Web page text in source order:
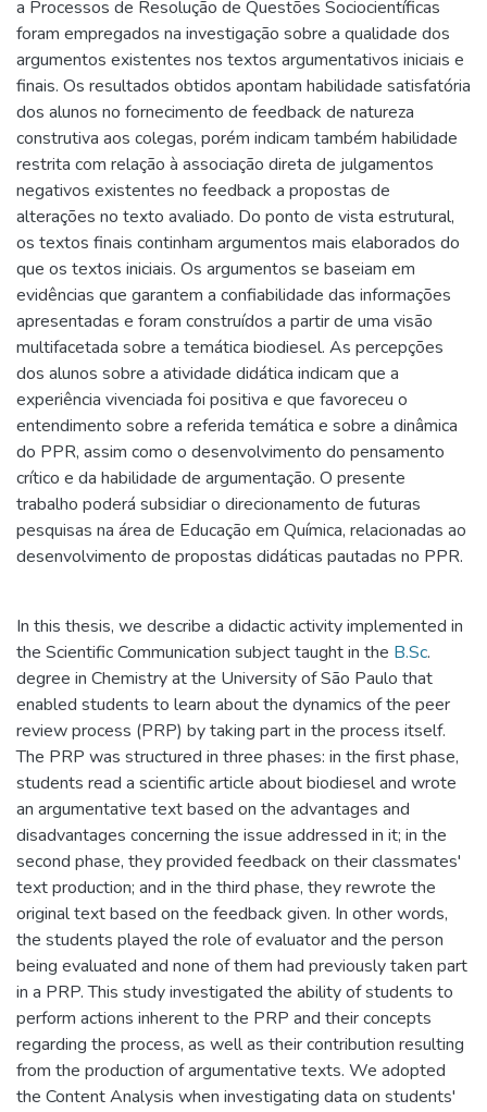
a Processos de Resolução de Questões Sociocientíficas
foram empregados na investigação sobre a qualidade dos
argumentos existentes nos textos argumentativos iniciais e
finais. Os resultados obtidos apontam habilidade satisfatória
dos alunos no fornecimento de feedback de natureza
construtiva aos colegas, porém indicam também habilidade
restrita com relação à associação direta de julgamentos
negativos existentes no feedback a propostas de
alterações no texto avaliado. Do ponto de vista estrutural,
os textos finais continham argumentos mais elaborados do
que os textos iniciais. Os argumentos se baseiam em
evidências que garantem a confiabilidade das informações
apresentadas e foram construídos a partir de uma visão
multifacetada sobre a temática biodiesel. As percepções
dos alunos sobre a atividade didática indicam que a
experiência vivenciada foi positiva e que favoreceu o
entendimento sobre a referida temática e sobre a dinâmica
do PPR, assim como o desenvolvimento do pensamento
crítico e da habilidade de argumentação. O presente
trabalho poderá subsidiar o direcionamento de futuras
pesquisas na área de Educação em Química, relacionadas ao
desenvolvimento de propostas didáticas pautadas no PPR.
In this thesis, we describe a didactic activity implemented in
the Scientific Communication subject taught in the B.Sc.
degree in Chemistry at the University of São Paulo that
enabled students to learn about the dynamics of the peer
review process (PRP) by taking part in the process itself.
The PRP was structured in three phases: in the first phase,
students read a scientific article about biodiesel and wrote
an argumentative text based on the advantages and
disadvantages concerning the issue addressed in it; in the
second phase, they provided feedback on their classmates'
text production; and in the third phase, they rewrote the
original text based on the feedback given. In other words,
the students played the role of evaluator and the person
being evaluated and none of them had previously taken part
in a PRP. This study investigated the ability of students to
perform actions inherent to the PRP and their concepts
regarding the process, as well as their contribution resulting
from the production of argumentative texts. We adopted
the Content Analysis when investigating data on students'